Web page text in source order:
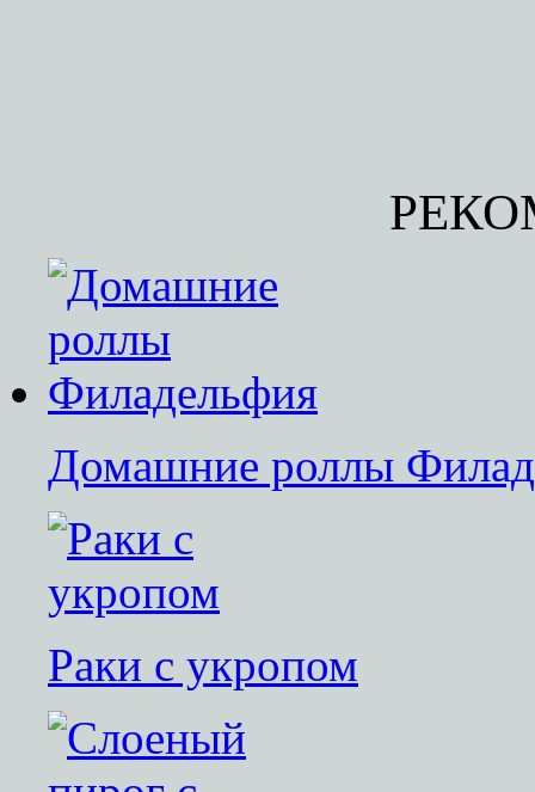
Домашние роллы
Раки с укропом